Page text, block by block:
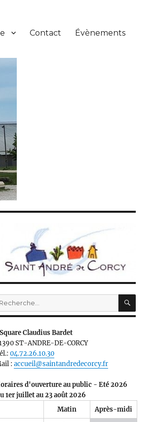
Contact Évènements
:
Claudius Bardet
ST-ANDRE-DE-CORCY
04.72.26.10.30
:accueil@saintandredecorcy.fr
d'ouverture au public - Eté 2026
1er juillet au 23 août 2026
Matin
Après-midi